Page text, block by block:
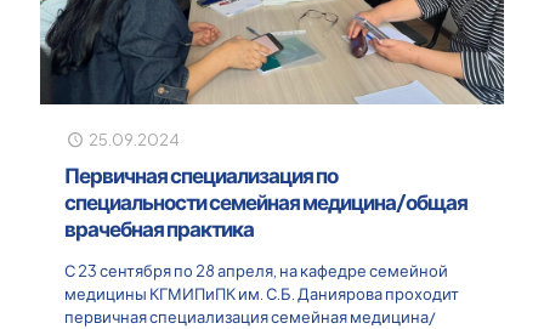
25.09.2024
Первичная специализация по
специальности семейная медицина/общая
врачебная практика
С 23 сентября по 28 апреля, на кафедре семейной
медицины КГМИПиПК им. С.Б. Даниярова проходит
первичная специализация семейная медицина/